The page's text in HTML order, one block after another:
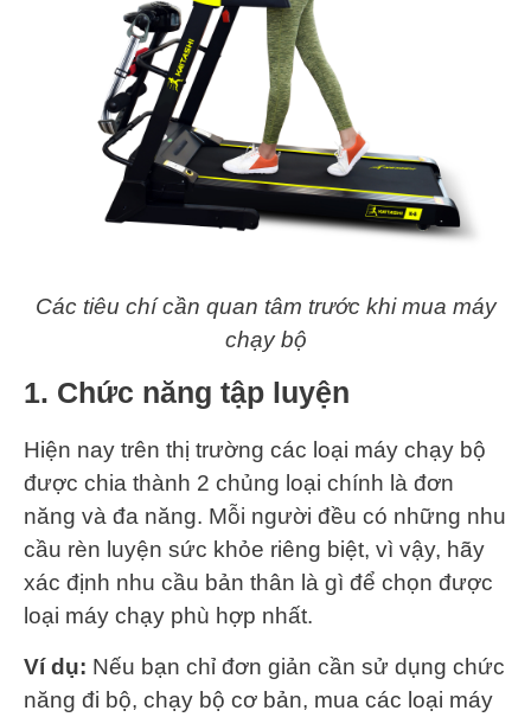
Các tiêu chí cần quan tâm trước khi mua máy
chạy bộ
1. Chức năng tập luyện
Hiện nay trên thị trường các loại máy chạy bộ
được chia thành 2 chủng loại chính là đơn
năng và đa năng. Mỗi người đều có những nhu
cầu rèn luyện sức khỏe riêng biệt, vì vậy, hãy
xác định nhu cầu bản thân là gì để chọn được
loại máy chạy phù hợp nhất.
Ví dụ: Nếu bạn chỉ đơn giản cần sử dụng chức
năng đi bộ, chạy bộ cơ bản, mua các loại máy